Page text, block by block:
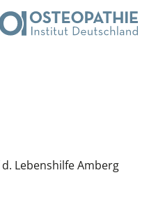
Lebenshilfe Amberg